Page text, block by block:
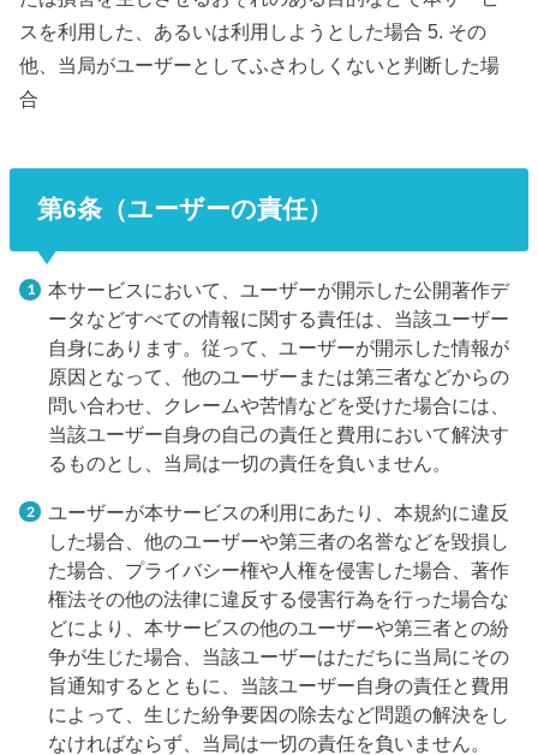
スを利用した、あるいは利用しようとした場合 5. その
他、当局がユーザーとしてふさわしくないと判断した場
合
第6条（ユーザーの責任）
本サービスにおいて、ユーザーが開示した公開著作デ
ータなどすべての情報に関する責任は、当該ユーザー
自身にあります。従って、ユーザーが開示した情報が
原因となって、他のユーザーまたは第三者などからの
問い合わせ、クレームや苦情などを受けた場合には、
当該ユーザー自身の自己の責任と費用において解決す
るものとし、当局は一切の責任を負いません。
ユーザーが本サービスの利用にあたり、本規約に違反
した場合、他のユーザーや第三者の名誉などを毀損し
た場合、プライバシー権や人権を侵害した場合、著作
権法その他の法律に違反する侵害行為を行った場合な
どにより、本サービスの他のユーザーや第三者との紛
争が生じた場合、当該ユーザーはただちに当局にその
旨通知するとともに、当該ユーザー自身の責任と費用
によって、生じた紛争要因の除去など問題の解決をし
なければならず、当局は一切の責任を負いません。